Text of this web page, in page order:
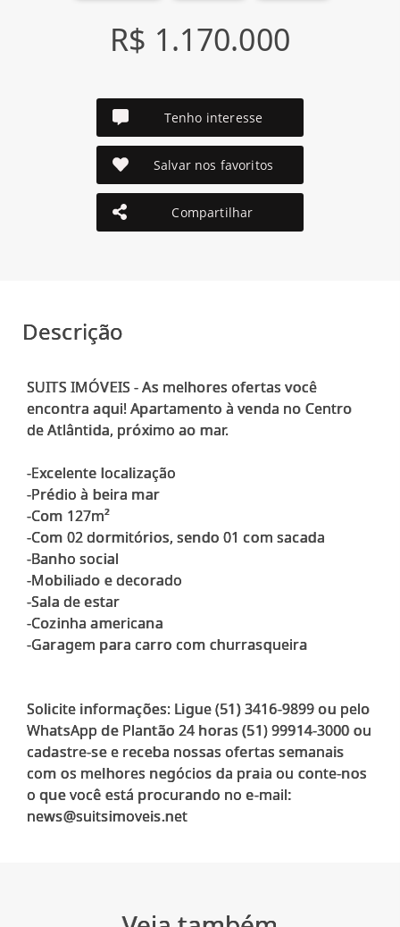
R$ 1.170.000
Tenho interesse
Salvar nos favoritos
Compartilhar
Descrição
SUITS IMÓVEIS - As melhores ofertas você
encontra aqui! Apartamento à venda no Centro
de Atlântida, próximo ao mar.
-Excelente localização
-Prédio à beira mar
-Com 127m²
-Com 02 dormitórios, sendo 01 com sacada
-Banho social
-Mobiliado e decorado
-Sala de estar
-Cozinha americana
-Garagem para carro com churrasqueira
Solicite informações: Ligue (51) 3416-9899 ou pelo
WhatsApp de Plantão 24 horas (51) 99914-3000 ou
cadastre-se e receba nossas ofertas semanais
com os melhores negócios da praia ou conte-nos
o que você está procurando no e-mail: